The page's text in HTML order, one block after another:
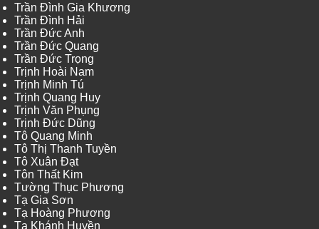
Trần Đình Gia Khương
Trần Đình Hải
Trần Đức Anh
Trần Đức Quang
Trần Đức Trọng
Trịnh Hoài Nam
Trịnh Minh Tú
Trịnh Quang Huy
Trịnh Văn Phụng
Trịnh Đức Dũng
Tô Quang Minh
Tô Thị Thanh Tuyền
Tô Xuân Đạt
Tôn Thất Kim
Tường Thục Phương
Tạ Gia Sơn
Tạ Hoàng Phương
Tạ Khánh Huyền